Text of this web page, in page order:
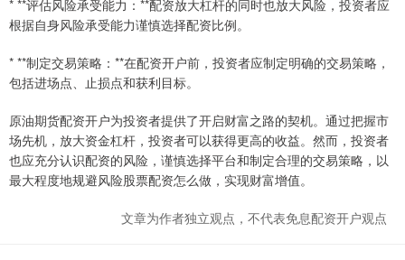
* **评估风险承受能力：**配资放大杠杆的同时也放大风险，投资者应
根据自身风险承受能力谨慎选择配资比例。
* **制定交易策略：**在配资开户前，投资者应制定明确的交易策略，
包括进场点、止损点和获利目标。
原油期货配资开户为投资者提供了开启财富之路的契机。通过把握市
场先机，放大资金杠杆，投资者可以获得更高的收益。然而，投资者
也应充分认识配资的风险，谨慎选择平台和制定合理的交易策略，以
最大程度地规避风险股票配资怎么做，实现财富增值。
文章为作者独立观点，不代表免息配资开户观点